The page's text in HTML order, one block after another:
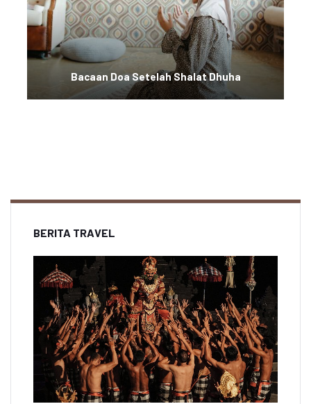
Bacaan Doa Setelah Shalat Dhuha
BERITA TRAVEL